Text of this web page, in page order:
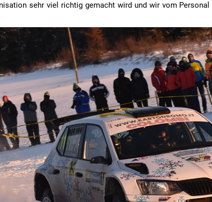
sehr viel richtig gemacht wird und wir vom